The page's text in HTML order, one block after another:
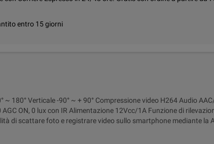
entro 15 giorni
180° Verticale -90° ~ + 90° Compressione video H264 Audio
ON, 0 lux con IR Alimentazione 12Vcc/1A Funzione di
di scattare foto e registrare video sullo smartphone mediante la